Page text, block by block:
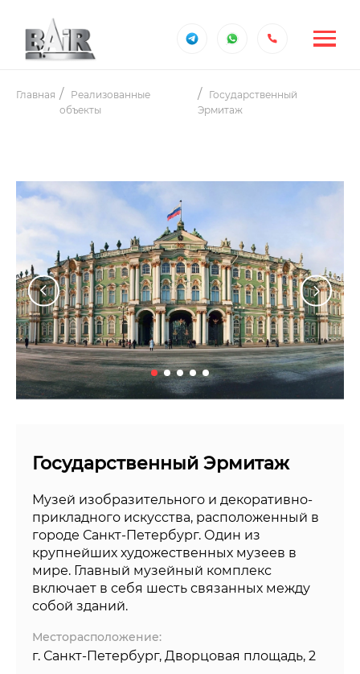
Главная
Реализованные
объекты
Государственный
Эрмитаж
Государственный Эрмитаж
Музей изобразительного и декоративно-
прикладного искусства, расположенный в
городе Санкт-Петербург. Один из
крупнейших художественных музеев в
мире. Главный музейный комплекс
включает в себя шесть связанных между
собой зданий.
Месторасположение:
г. Санкт-Петербург, Дворцовая площадь, 2